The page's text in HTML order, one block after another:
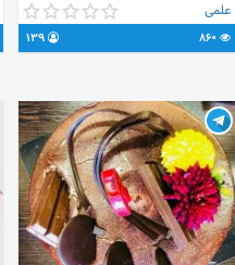
علمی
860
139